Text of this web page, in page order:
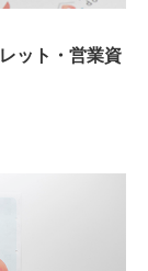
ット・営業資